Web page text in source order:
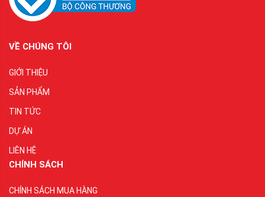
VỀ CHÚNG TÔI
GIỚI THIỆU
SẢN PHẨM
TIN TỨC
DỰ ÁN
LIÊN HỆ
CHÍNH SÁCH
CHÍNH SÁCH MUA HÀNG